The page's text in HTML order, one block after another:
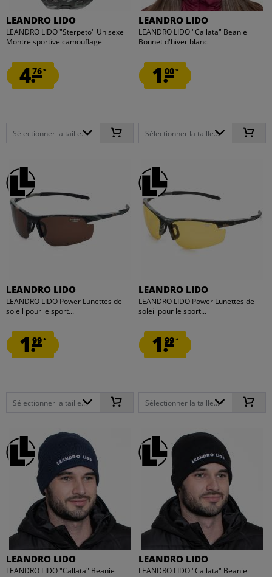
LEANDRO LIDO
LEANDRO LIDO "Sterpeto" Unisexe
Montre sportive camouflage
4.76*
Sélectionner la taille...
LEANDRO LIDO
LEANDRO LIDO "Callata" Beanie
Bonnet d'hiver blanc
1.00*
Sélectionner la taille...
LEANDRO LIDO
LEANDRO LIDO Power Lunettes de
soleil pour le sport...
1.99*
Sélectionner la taille...
LEANDRO LIDO
LEANDRO LIDO Power Lunettes de
soleil pour le sport...
1.99*
Sélectionner la taille...
LEANDRO LIDO
LEANDRO LIDO "Callata" Beanie
LEANDRO LIDO
LEANDRO LIDO "Callata" Beanie